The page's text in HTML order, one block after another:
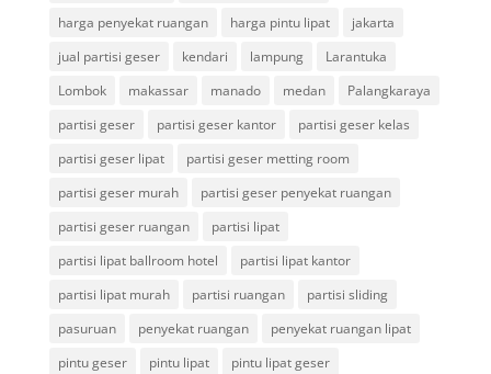
harga penyekat ruangan
harga pintu lipat
jakarta
jual partisi geser
kendari lampung
Larantuka
Lombok
makassar manado medan
Palangkaraya
partisi geser
partisi geser kantor
partisi geser kelas
partisi geser lipat
partisi geser metting room
partisi geser murah
partisi geser penyekat ruangan
partisi geser ruangan
partisi lipat
partisi lipat ballroom hotel
partisi lipat kantor
partisi lipat murah
partisi ruangan
partisi sliding
pasuruan
penyekat ruangan
penyekat ruangan lipat
pintu geser
pintu lipat
pintu lipat geser